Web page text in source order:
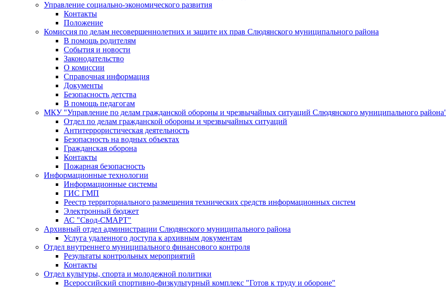
Управление социально-экономического развития
Контакты
Положение
Комиссия по делам несовершеннолетних и защите их прав Слюдянского муниципального района
В помощь родителям
События и новости
Законодательство
О комиссии
Справочная информация
Документы
Безопасность детства
В помощь педагогам
МКУ "Управление по делам гражданской обороны и чрезвычайных ситуаций Слюдянского муниципального
Отдел по делам гражданской обороны и чрезвычайных ситуаций
Антитеррористическая деятельность
Безопасность на водных объектах
Гражданская оборона
Контакты
Пожарная безопасность
Информационные технологии
Информационные системы
ГИС ГМП
Реестр территориального размещения технических средств информационных систем
Электронный бюджет
АС "Свод-СМАРТ"
Архивный отдел администрации Слюдянского муниципального района
Услуга удаленного доступа к архивным документам
Отдел внутреннего муниципального финансового контроля
Результаты контрольных мероприятий
Контакты
Отдел культуры, спорта и молодежной политики
Всероссийский спортивно-физкультурный комплекс "Готов к труду и обороне"